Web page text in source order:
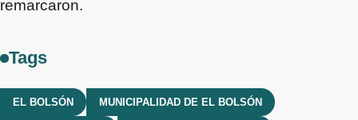
remarcaron.
Tags
EL BOLSÓN MUNICIPALIDAD DE EL BOLSÓN